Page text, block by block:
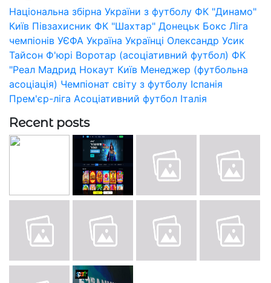
Національна збірна України з футболу ФК "Динамо"
Київ Півзахисник ФК "Шахтар" Донецьк Бокс Ліга
чемпіонів УЄФА Україна Українці Олександр Усик
Тайсон Ф'юрі Воротар (асоціативний футбол) ФК
"Реал Мадрид Нокаут Київ Менеджер (футбольна
асоціація) Чемпіонат світу з футболу Іспанія
Прем'єр-ліга Асоціативний футбол Італія
Recent posts